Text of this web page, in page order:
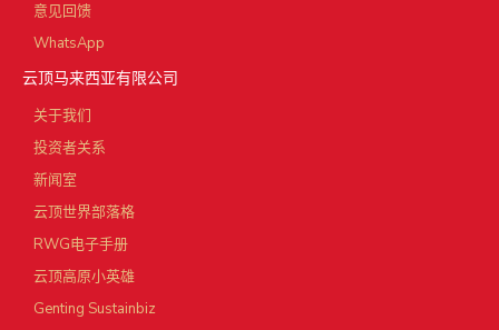
意见回馈
WhatsApp
云顶马来西亚有限公司
关于我们
投资者关系
新闻室
云顶世界部落格
RWG电子手册
云顶高原小英雄
Genting Sustainbiz